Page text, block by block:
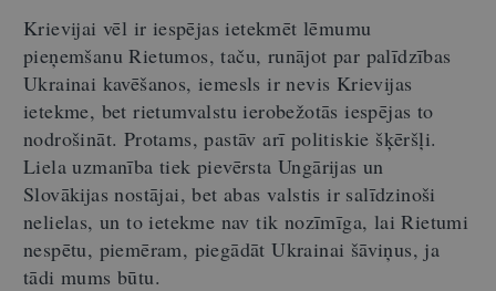
Krievijai vēl ir iespējas ietekmēt lēmumu
pieņemšanu Rietumos, taču, runājot par palīdzības
Ukrainai kavēšanos, iemesls ir nevis Krievijas
ietekme, bet rietumvalstu ierobežotās iespējas to
nodrošināt. Protams, pastāv arī politiskie šķēršļi.
Liela uzmanība tiek pievērsta Ungārijas un
Slovākijas nostājai, bet abas valstis ir salīdzinoši
nelielas, un to ietekme nav tik nozīmīga, lai Rietumi
nespētu, piemēram, piegādāt Ukrainai šāviņus, ja
tādi mums būtu.